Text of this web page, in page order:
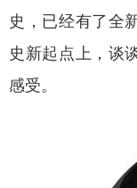
史，已经有了全
史新起点上，谈
感受。